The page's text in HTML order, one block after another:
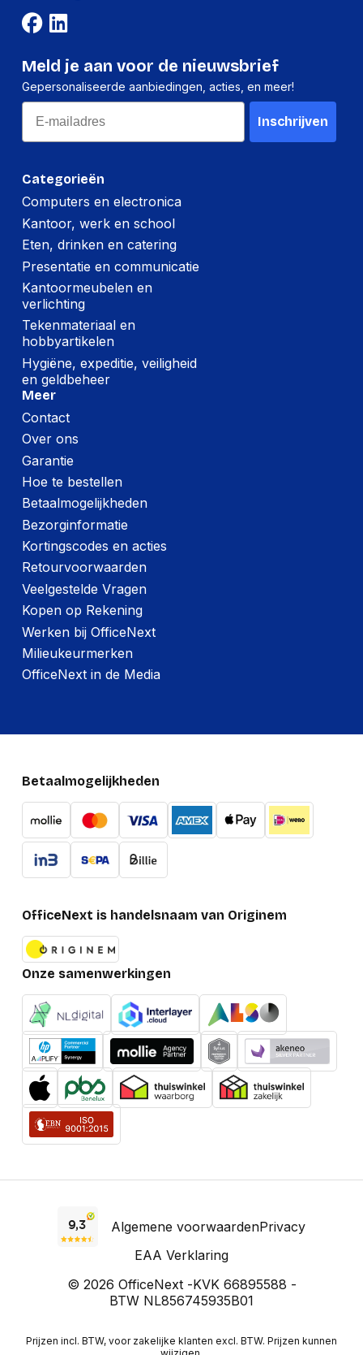
Categorieën
Computers en electronica
Kantoor, werk en school
Eten, drinken en catering
Presentatie en communicatie
Kantoormeubelen en
verlichting
Tekenmateriaal en
hobbyartikelen
Hygiëne, expeditie, veiligheid
en geldbeheer
Meer
Contact
Over ons
Garantie
Hoe te bestellen
Betaalmogelijkheden
Bezorginformatie
Kortingscodes en acties
Retourvoorwaarden
Veelgestelde Vragen
Kopen op Rekening
Werken bij OfficeNext
Milieukeurmerken
OfficeNext in de Media
Meld je aan voor de nieuwsbrief
Gepersonaliseerde aanbiedingen, acties, en meer!
Email
Inschrijven
Betaalmogelijkheden
OfficeNext is handelsnaam van Originem
Onze samenwerkingen
Algemene voorwaardenPrivacy
EAA Verklaring
© 2026 OfficeNext -KVK 66895588 -
BTW NL856745935B01
Prijzen incl. BTW, voor zakelijke klanten excl. BTW. Prijzen kunnen